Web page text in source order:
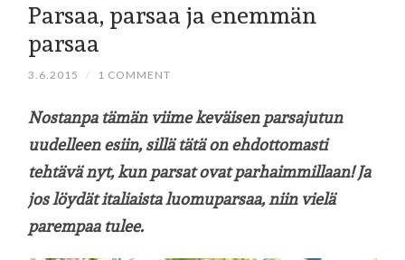
Parsaa, parsaa ja enemmän
parsaa
3.6.2015 / 1 COMMENT
Nostanpa tämän viime keväisen parsajutun
uudelleen esiin, sillä tätä on ehdottomasti
tehtävä nyt, kun parsat ovat parhaimmillaan! Ja
jos löydät italiaista luomuparsaa, niin vielä
parempaa tulee.